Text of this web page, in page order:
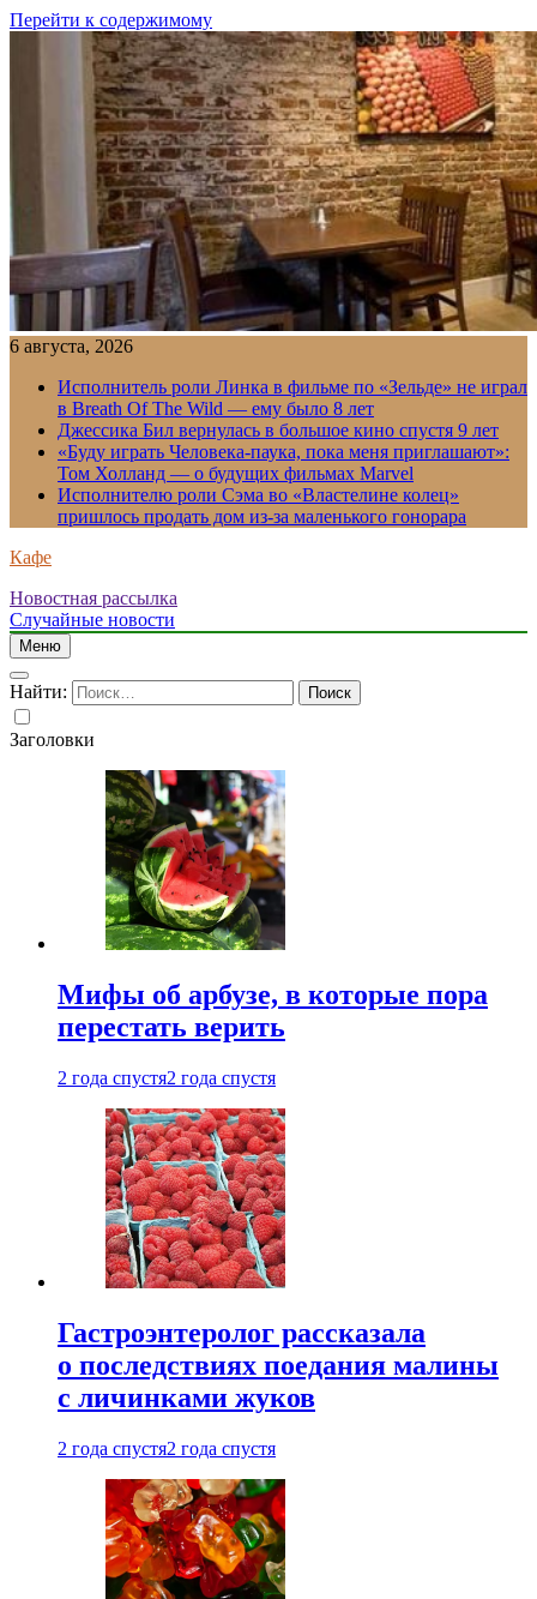
Перейти к содержимому
6 августа, 2026
Исполнитель роли Линка в фильме по «Зельде» не играл
в Breath Of The Wild — ему было 8 лет
Джессика Бил вернулась в большое кино спустя 9 лет
«Буду играть Человека-паука, пока меня приглашают»:
Том Холланд — о будущих фильмах Marvel
Исполнителю роли Сэма во «Властелине колец»
пришлось продать дом из-за маленького гонорара
Кафе
Новостная рассылка
Случайные новости
Меню
Найти:
Заголовки
Мифы об арбузе, в которые пора
перестать верить
2 года спустя2 года спустя
Гастроэнтеролог рассказала
о последствиях поедания малины
с личинками жуков
2 года спустя2 года спустя